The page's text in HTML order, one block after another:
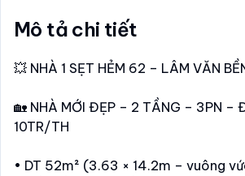
Mô tả chi tiết
💥 NHÀ 1 SẸT HẺM 62 – LÂM VĂN
🏡 NHÀ MỚI ĐẸP – 2 TẦNG – 3PN –
10TR/TH
• DT 52m² (3.63 × 14.2m – vuông